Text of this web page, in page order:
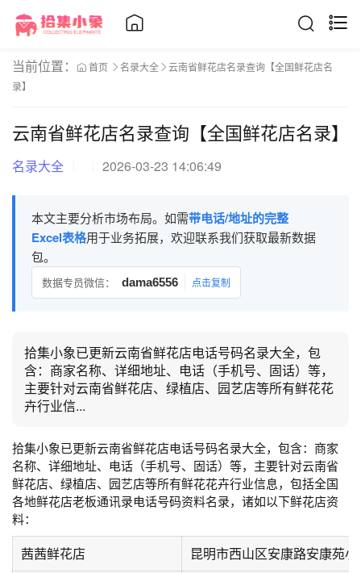
当前位置： 首页 名录大全
云南省鲜花店名录查询【全国鲜花店名
录】
云南省鲜花店名录查询【全国鲜花店名录】
名录大全 2026-03-23 14:06:49
本文主要分析市场布局。如需带电话/地址的完整
Excel表格用于业务拓展，欢迎联系我们获取最新数据
包。
数据专员微信： dama6556 点击复制
拾集小象已更新云南省鲜花店电话号码名录大全，包
含：商家名称、详细地址、电话（手机号、固话）等，
主要针对云南省鲜花店、绿植店、园艺店等所有鲜花花
卉行业信...
拾集小象已更新云南省鲜花店电话号码名录大全，包含：商家
名称、详细地址、电话（手机号、固话）等，主要针对云南省
鲜花店、绿植店、园艺店等所有鲜花花卉行业信息，包括全国
各地鲜花店老板通讯录电话号码资料名录，诸如以下鲜花店资
料：
茜茜鲜花店
昆明市西山区安康路安康苑